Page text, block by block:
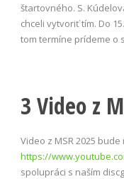
štartovného. S.
chceli vytvoriť tím. Do
tom termíne prídeme o
3 Video z
Video z MSR 2025
https://
spolupráci s naším